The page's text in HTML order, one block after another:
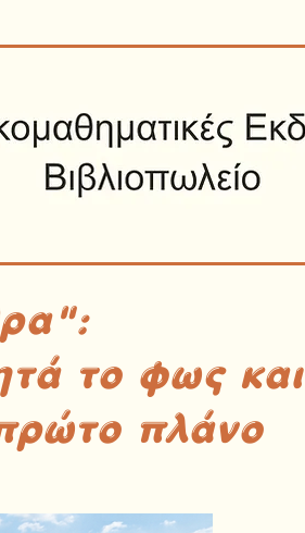
το φως και
πλάνο